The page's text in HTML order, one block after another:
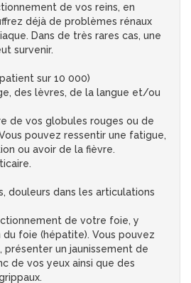
de vos reins, en
déjà de problèmes rénaux
Dans de très rares cas, une
survenir.
sur 10 000)
des lèvres, de la langue et/ou
de vos globules rouges ou de
pouvez ressentir une fatigue,
ou avoir de la fièvre.
douleurs dans les articulations
de votre foie, y
foie (hépatite). Vous pouvez
présenter un jaunissement de
de vos yeux ainsi que des